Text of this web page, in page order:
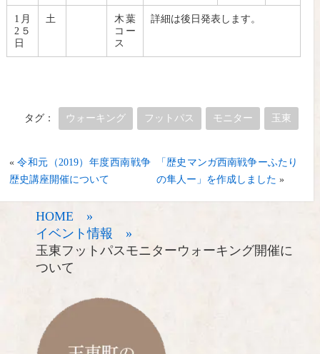
1月
2５
日
土
木葉
コー
ス
詳細は後日発表します。
タグ： ウォーキング フットパス モニター 玉東
«令和元（2019）年度西南戦争
歴史講座開催について
「歴史マンガ西南戦争ーふたり
の隼人ー」を作成しました »
HOME »
イベント情報 »
玉東フットパスモニターウォーキング開催に
ついて